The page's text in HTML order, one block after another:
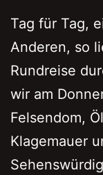
Tag für Tag,
Anderen, so
Rundreise
wir am
Felsendom,
Klagemauer